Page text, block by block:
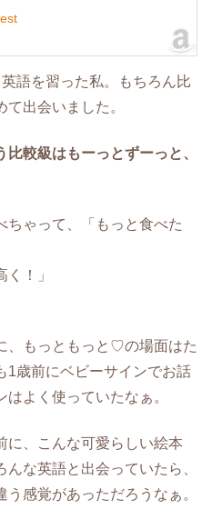
語を習った私。もちろん比
出会いました。
較級はもーっとずーっと、
ちゃって、「もっと食べた
！」
、もっともっと♡の場面はた
1歳前にベビーサインでお話
よく使っていたなぁ。
に、こんな可愛らしい絵本
な英語と出会っていたら、
感覚があっただろうなぁ。